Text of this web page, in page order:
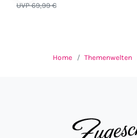
UVP 69,99 €
Home Themenwelten